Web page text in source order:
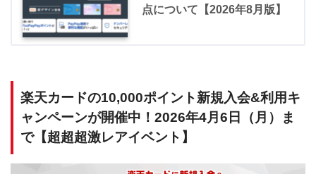
点について【2026年8月版】
楽天カードの10,000ポイント新規入会&利用キ
ャンペーンが開催中！2026年4月6日（月）ま
で【超超超激レアイベント】